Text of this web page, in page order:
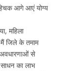
आगे आएं योग्य
महिला
जिले के तमाम
से
का लाभ